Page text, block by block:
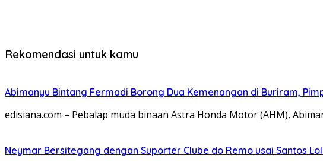
Rekomendasi untuk kamu
Abimanyu Bintang Fermadi Borong Dua Kemenangan di Buriram,
edisiana.com – Pebalap muda binaan Astra Honda Motor (AHM),
Neymar Bersitegang dengan Suporter Clube do Remo usai Santos